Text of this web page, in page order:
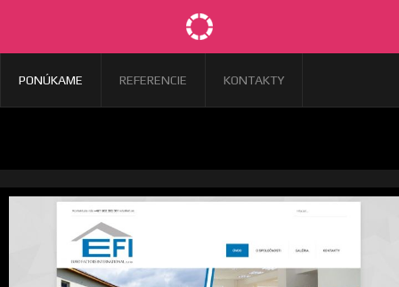
PONÚKAME REFERENCIE KONTAKTY